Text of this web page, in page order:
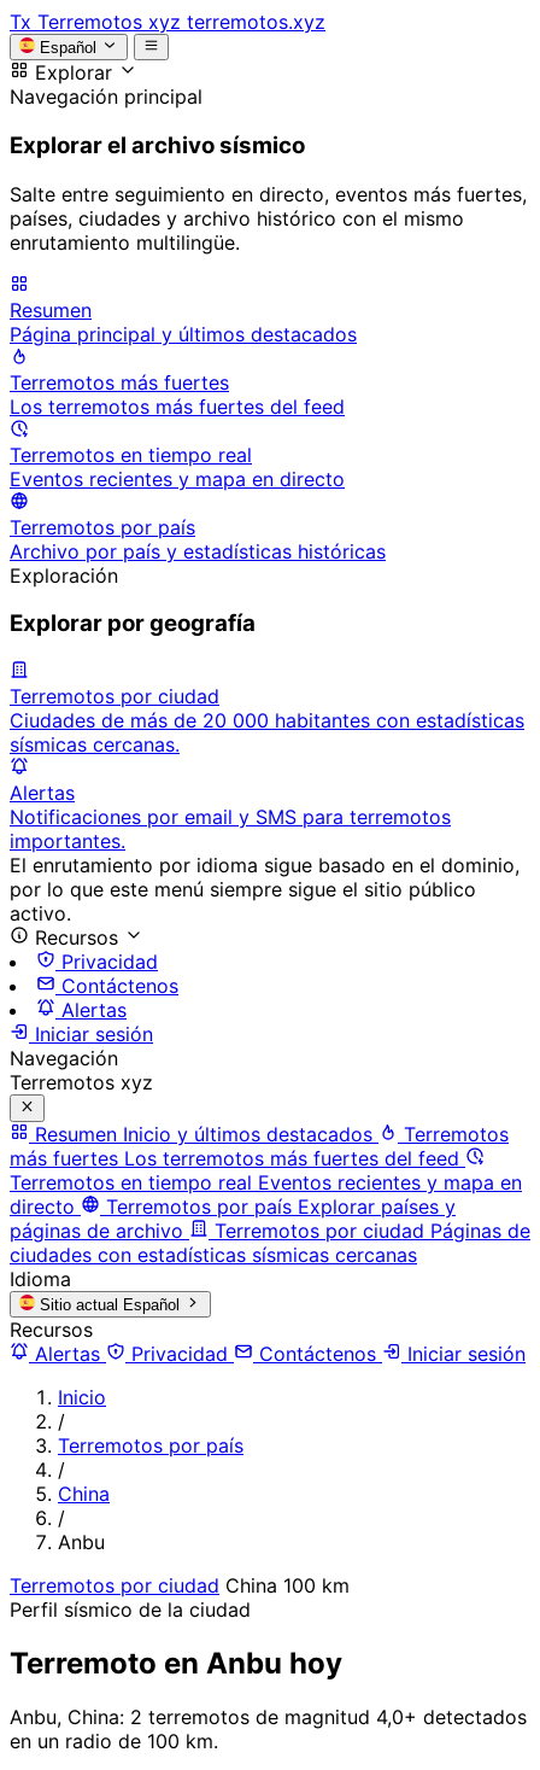
Tx Terremotos xyz terremotos.xyz
Español
Explorar
Navegación principal
Explorar el archivo sísmico
Salte entre seguimiento en directo, eventos más fuertes,
países, ciudades y archivo histórico con el mismo
enrutamiento multilingüe.
Resumen
Página principal y últimos destacados
Terremotos más fuertes
Los terremotos más fuertes del feed
Terremotos en tiempo real
Eventos recientes y mapa en directo
Terremotos por país
Archivo por país y estadísticas históricas
Exploración
Explorar por geografía
Terremotos por ciudad
Ciudades de más de 20 000 habitantes con estadísticas
sísmicas cercanas.
Alertas
Notificaciones por email y SMS para terremotos
importantes.
El enrutamiento por idioma sigue basado en el dominio,
por lo que este menú siempre sigue el sitio público
activo.
Recursos
Privacidad
Contáctenos
Alertas
Iniciar sesión
Navegación
Terremotos xyz
Resumen Inicio y últimos destacados
Terremotos
más fuertes Los terremotos más fuertes del feed
Terremotos en tiempo real Eventos recientes y mapa en
directo
Terremotos por país Explorar países y
páginas de archivo
Terremotos por ciudad Páginas de
ciudades con estadísticas sísmicas cercanas
Idioma
Sitio actual Español
Recursos
Alertas
Privacidad Contáctenos
Iniciar sesión
Inicio
/
Terremotos por país
/
China
/
Anbu
Terremotos por ciudad China 100 km
Perfil sísmico de la ciudad
Terremoto en Anbu hoy
Anbu, China: 2 terremotos de magnitud 4,0+ detectados
en un radio de 100 km.